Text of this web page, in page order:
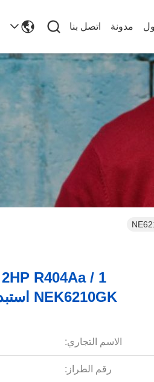
مدونة اتصل بنا
NEK6210GK استبدال نموذج NE6210GK
الاسم التجاري:
رقم الطراز: